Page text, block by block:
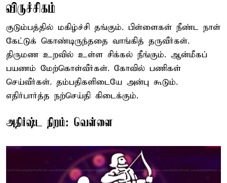
விருச்சிகம்
குடும்பத்தில் மகிழ்ச்சி தங்கும். பிள்ளைகள் நீண்ட நாள்
கேட்டுக் கொண்டிருந்ததை வாங்கித் தருவீர்கள்.
திருமண உறவில் உள்ள சிக்கல் நீங்கும். ஆன்மீகப்
பயணம் மேற்கொள்வீர்கள். கோவில் பணிகள்
செய்வீர்கள். தம்பதிகளிடையே அன்பு கூடும்.
எதிர்பார்த்த நற்செய்தி கிடைக்கும்.
அதிர்ஷ்ட நிறம்: வெள்ளை